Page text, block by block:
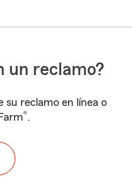
un reclamo?
su reclamo en línea o
®.